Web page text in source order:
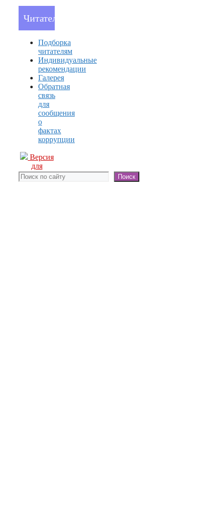
Читателям
Подборка
читателям
Индивидуальные
рекомендации
Галерея
Обратная
связь
для
сообщения
о
фактах
коррупции
Версия
для
слабовидящих
Поиск Поиск